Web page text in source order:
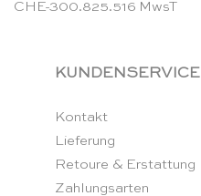
CHE-300.825.516 MwsT
KUNDENSERVICE
Kontakt
Lieferung
Retoure & Erstattung
Zahlungsarten